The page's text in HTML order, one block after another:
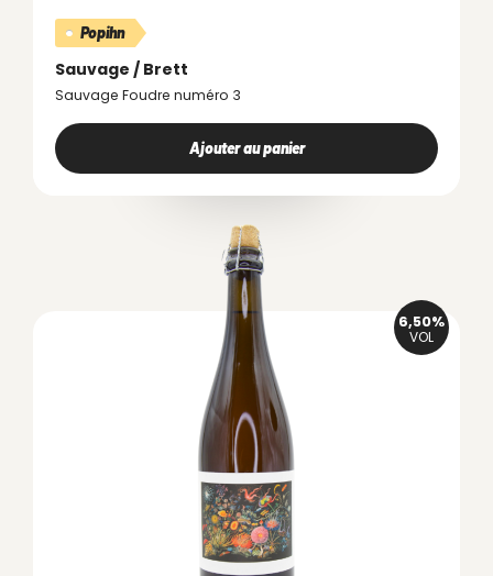
Popihn
Sauvage / Brett
Sauvage Foudre numéro 3
Ajouter au panier
6,50%
VOL